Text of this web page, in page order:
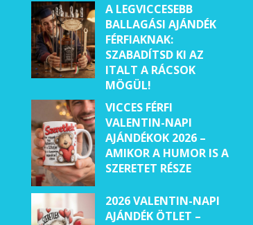
A LEGVICCESEBB
BALLAGÁSI AJÁNDÉK
FÉRFIAKNAK:
SZABADÍTSD KI AZ
ITALT A RÁCSOK
MÖGÜL!
VICCES FÉRFI
VALENTIN-NAPI
AJÁNDÉKOK 2026 –
AMIKOR A HUMOR IS A
SZERETET RÉSZE
2026 VALENTIN-NAPI
AJÁNDÉK ÖTLET –